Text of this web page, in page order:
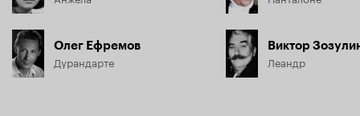
Олег Ефремов
Дурандарте
Виктор
Леандр